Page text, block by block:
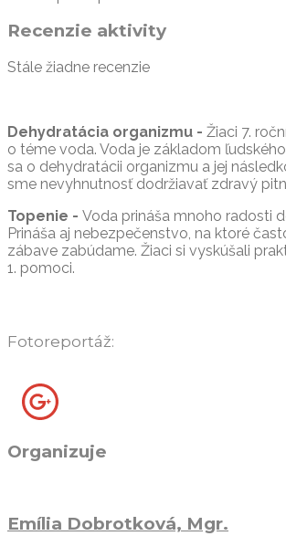
Recenzie aktivity
Stále žiadne recenzie
Dehydratácia organizmu - Žiaci 7.
o téme voda. Voda je základom
sa o dehydratácii organizmu a jej
sme nevyhnutnosť dodržiavať zdravý
Topenie - Voda prináša mnoho radosti
Prináša aj nebezpečenstvo, na ktoré
zábave zabúdame. Žiaci si vyskúšali
1. pomoci.
Fotoreportáž:
Organizuje
Emília Dobrotková, Mgr.